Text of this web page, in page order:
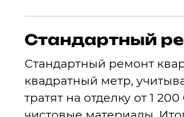
Стандартный
Стандартный ремонт
квадратный метр,
тратят на отделку от 1